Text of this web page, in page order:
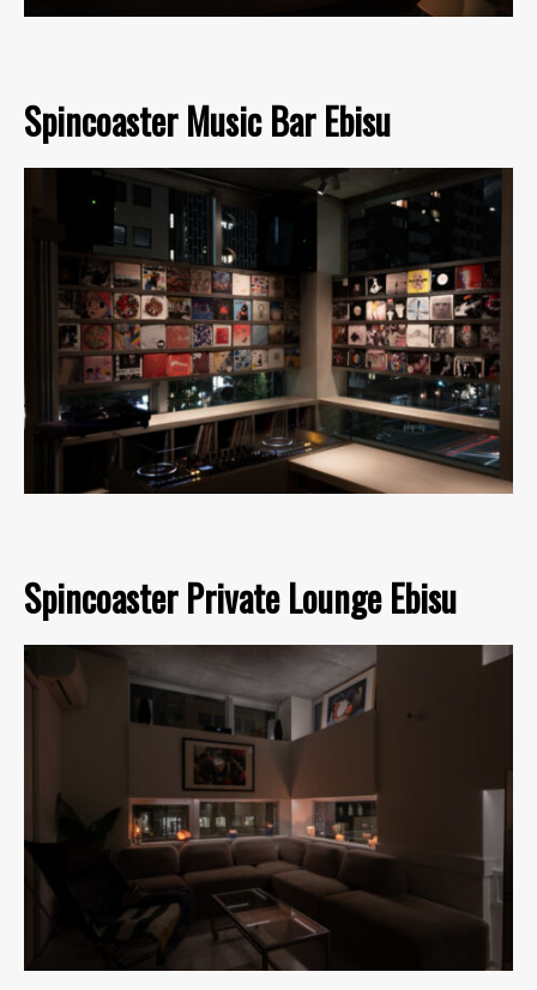
Spincoaster Music Bar Ebisu
Spincoaster Private Lounge Ebisu